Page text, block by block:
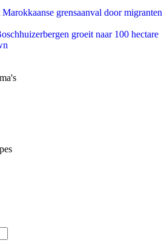
grensaanval door migranten
groeit naar 100 hectare